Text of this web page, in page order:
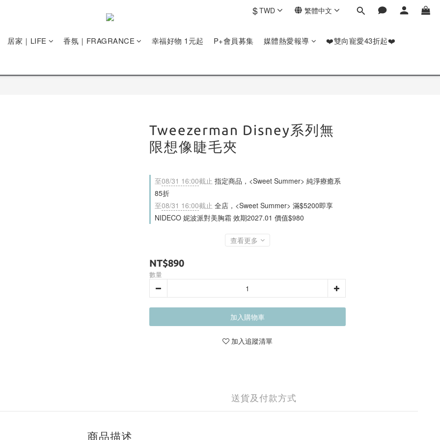
$TWD 繁體中文
居家｜LIFE 香氛｜FRAGRANCE 幸福好物 1元起 P+會員募集 媒體熱愛報導 ❤️雙向寵愛43折起❤️
Tweezerman Disney系列無
限想像睫毛夾
至08/31 16:00截止 指定商品，<Sweet Summer> 純淨療癒系
85折
至08/31 16:00截止 全店，<Sweet Summer> 滿$5200即享
NIDECO 妮波派對美胸霜 效期2027.01 價值$980
查看更多
NT$890
數量
加入購物車
加入追蹤清單
送貨及付款方式
商品描述